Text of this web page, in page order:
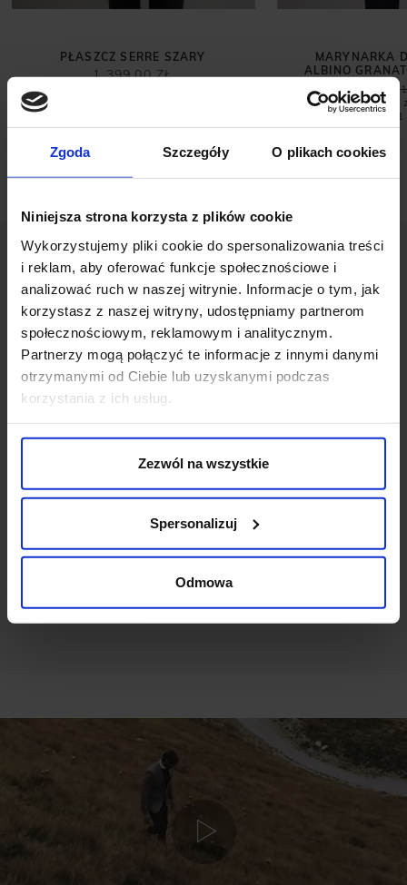
Zgoda Szczegóły O plikach cookies
Niniejsza strona korzysta z plików cookie
Wykorzystujemy pliki cookie do spersonalizowania treści
i reklam, aby oferować funkcje społecznościowe i
analizować ruch w naszej witrynie. Informacje o tym, jak
korzystasz z naszej witryny, udostępniamy partnerom
społecznościowym, reklamowym i analitycznym.
Partnerzy mogą połączyć te informacje z innymi danymi
otrzymanymi od Ciebie lub uzyskanymi podczas
korzystania z ich usług.
Zezwól na wszystkie
Spersonalizuj
Odmowa
PŁASZCZ SERRE SZARY
1 399,00 ZŁ
MARYNARKA
ALBINO
999,00 ZŁ
Najniższa cena
promocją:
OPINIE O PRODUKCIE: KOSZULA
FRANCOLISE 00577 DŁUGI RĘKAW
SZARY SLIM FIT
Weryfikacja pochodzenia opinii nie jest dokonywana.
Ten produkt nie ma jeszcze opinii, dodaj opinię, bądź
pierwszy!